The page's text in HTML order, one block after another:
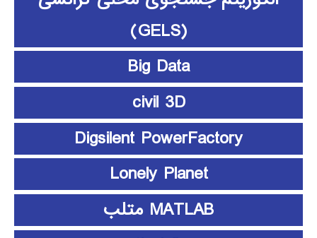
(GELS)
Big Data
civil 3D
Digsilent PowerFactory
Lonely Planet
MATLAB متلب